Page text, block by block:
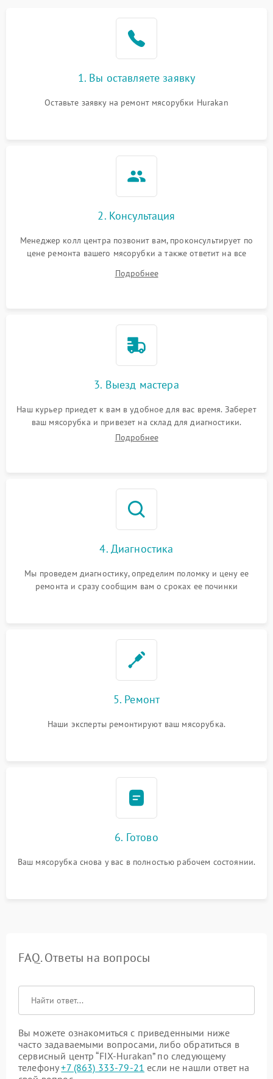
1. Вы оставляете заявку
Оставьте заявку на ремонт мясорубки Hurakan
2. Консультация
Менеджер колл центра позвонит вам, проконсультирует по
цене ремонта вашего мясорубки а также ответит на все
Подробнее
3. Выезд мастера
Наш курьер приедет к вам в удобное для вас время. Заберет
ваш мясорубка и привезет на склад для диагностики.
Подробнее
4. Диагностика
Мы проведем диагностику, определим поломку и цену ее
ремонта и сразу сообщим вам о сроках ее починки
5. Ремонт
Наши эксперты ремонтируют ваш мясорубка.
6. Готово
Ваш мясорубка снова у вас в полностью рабочем состоянии.
FAQ. Ответы на вопросы
Вы можете ознакомиться с приведенными ниже
часто задаваемыми вопросами, либо обратиться в
сервисный центр “FIX-Hurakan” по следующему
телефону+7 (863) 333-79-21 если не нашли ответ на